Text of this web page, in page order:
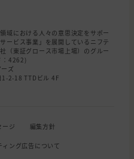
域における人々の意思決定をサポー
ービス事業」を展開しているニフテ
（東証グロース市場上場）のグルー
：4262)
ズ
1-2-18 TTDビル 4F
ージ 編集方針
ィング広告について